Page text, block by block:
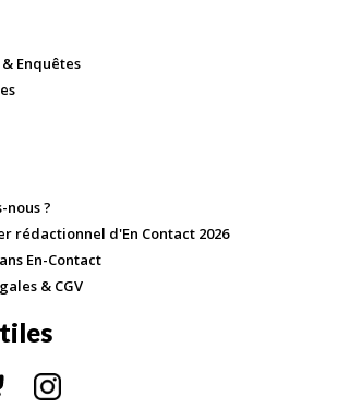
Enquêtes
nous ?
rédactionnel d'En Contact 2026
En-Contact
& CGV